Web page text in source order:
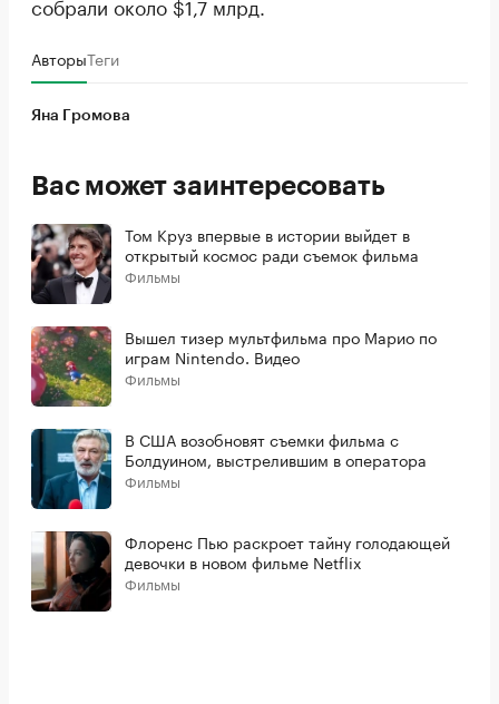
АвторыТеги
Яна Громова
Вас может заинтересовать
Том Круз впервые в истории выйдет в
открытый космос ради съемок фильма
Фильмы
Вышел тизер мультфильма про Марио по
играм Nintendo. Видео
Фильмы
В США возобновят съемки фильма с
Болдуином, выстрелившим в оператора
Фильмы
Флоренс Пью раскроет тайну голодающей
девочки в новом фильме Netflix
Фильмы